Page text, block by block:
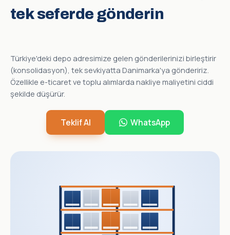
tek seferde gönderin
Türkiye'deki depo adresimize gelen gönderilerinizi birleştirir
(konsolidasyon), tek sevkiyatta Danimarka'ya göndeririz.
Özellikle e-ticaret ve toplu alımlarda nakliye maliyetini ciddi
şekilde düşürür.
Teklif Al WhatsApp